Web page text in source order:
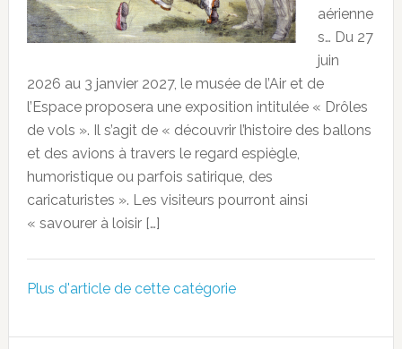
aérienne
s… Du 27
juin
2026 au 3 janvier 2027, le musée de l’Air et de
l’Espace proposera une exposition intitulée « Drôles
de vols ». Il s’agit de « découvrir l’histoire des ballons
et des avions à travers le regard espiègle,
humoristique ou parfois satirique, des
caricaturistes ». Les visiteurs pourront ainsi
« savourer à loisir […]
Plus d'article de cette catégorie